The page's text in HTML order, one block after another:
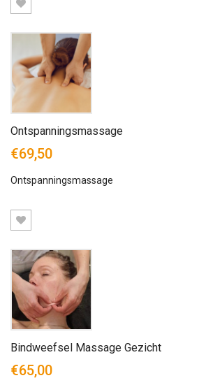
Ontspanningsmassage
€69,50
Ontspanningsmassage
Bindweefsel Massage Gezicht
€65,00